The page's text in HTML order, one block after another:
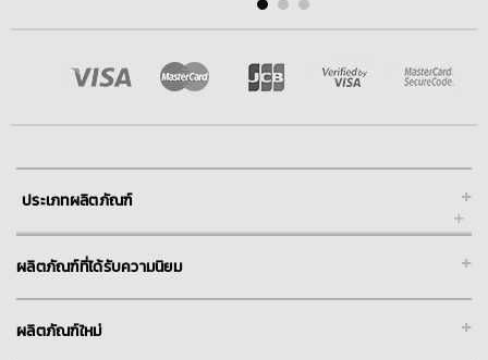
+
ประเภทผลิตภัณฑ์
+
ผลิตภัณฑ์ที่ได้รับความนิยม
+
ผลิตภัณฑ์ใหม่